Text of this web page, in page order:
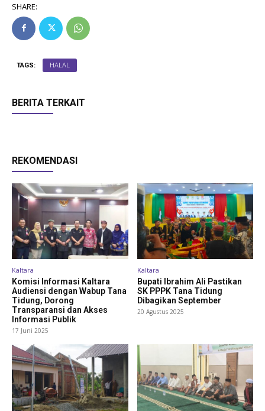
SHARE:
TAGS: HALAL
BERITA TERKAIT
REKOMENDASI
Kaltara
Komisi Informasi Kaltara
Audiensi dengan Wabup Tana
Tidung, Dorong
Transparansi dan Akses
Informasi Publik
17 Juni 2025
Kaltara
Bupati Ibrahim Ali Pastikan
SK PPPK Tana Tidung
Dibagikan September
20 Agustus 2025